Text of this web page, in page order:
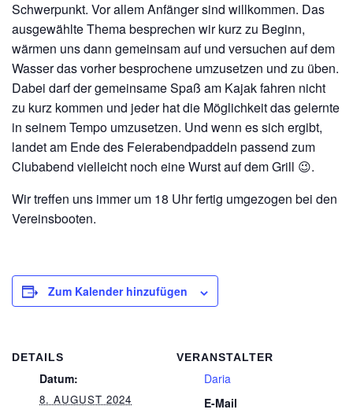
Schwerpunkt. Vor allem Anfänger sind willkommen. Das
ausgewählte Thema besprechen wir kurz zu Beginn,
wärmen uns dann gemeinsam auf und versuchen auf dem
Wasser das vorher besprochene umzusetzen und zu üben.
Dabei darf der gemeinsame Spaß am Kajak fahren nicht
zu kurz kommen und jeder hat die Möglichkeit das gelernte
in seinem Tempo umzusetzen. Und wenn es sich ergibt,
landet am Ende des Feierabendpaddeln passend zum
Clubabend vielleicht noch eine Wurst auf dem Grill 😉.
Wir treffen uns immer um 18 Uhr fertig umgezogen bei den
Vereinsbooten.
Zum Kalender hinzufügen
DETAILS
Datum:
8. AUGUST 2024
VERANSTALTER
Daria
E-Mail